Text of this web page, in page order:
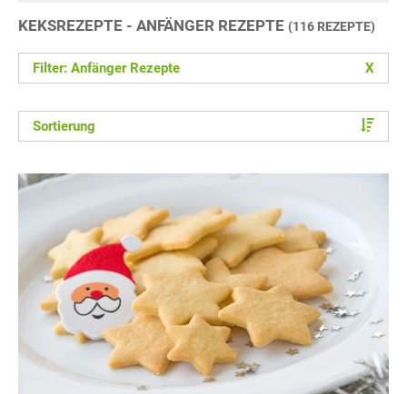
KEKSREZEPTE - ANFÄNGER REZEPTE (116 REZEPTE)
Filter: Anfänger Rezepte X
Sortierung